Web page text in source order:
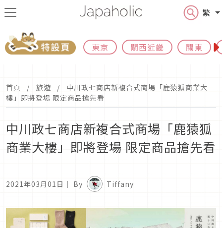
繁
東京 關西近畿 關東
首頁 旅遊
中川政七商店新複合式商場「鹿猿狐商業大
樓」即將登場 限定商品搶先看
中川政七商店新複合式商場「鹿猿狐
商業大樓」即將登場 限定商品搶先看
2021年03月01日 ｜ By Tiffany